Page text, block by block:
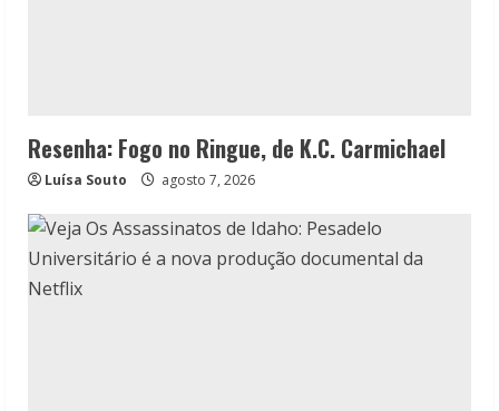
Resenha: Fogo no Ringue, de K.C. Carmichael
Luísa Souto agosto 7, 2026